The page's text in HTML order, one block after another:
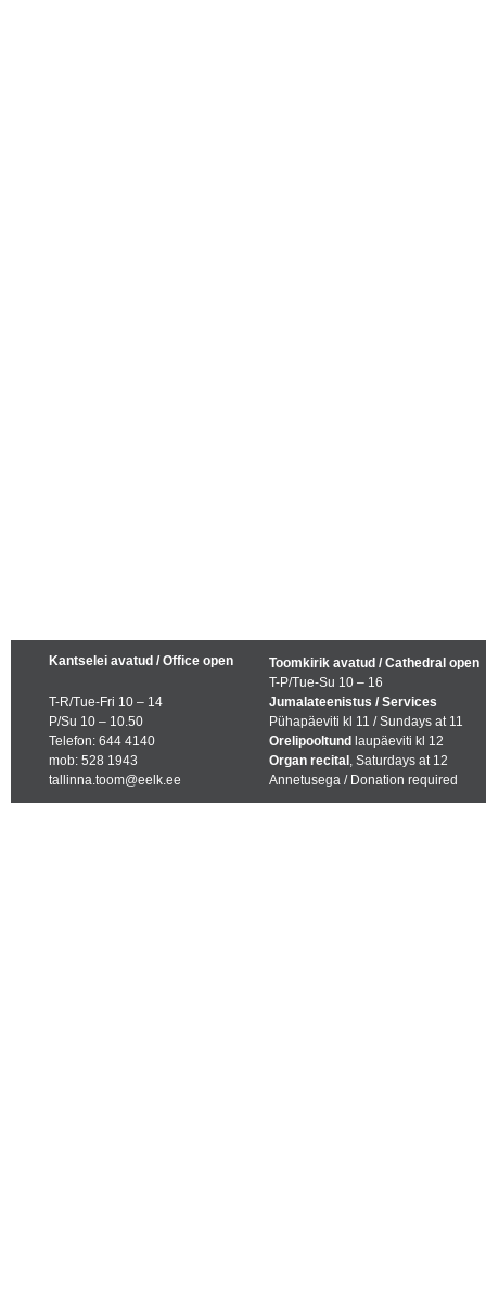
Kantselei avatud / Office open
T-R/Tue-Fri 10 – 14
P/Su 10 – 10.50
Telefon: 644 4140
mob: 528 1943
tallinna.toom@eelk.ee
Toomkirik avatud / Cathedral open
T-P/Tue-Su 10 – 16
Jumalateenistus / Services
Pühapäeviti kl 11 / Sundays at 11
Orelipooltund laupäeviti kl 12
Organ recital , Saturdays at 12
Annetusega / Donation required